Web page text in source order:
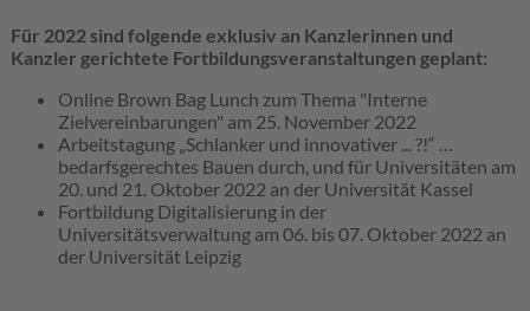
Für 2022 sind folgende exklusiv an Kanzlerinnen und
Kanzler gerichtete Fortbildungsveranstaltungen geplant:
Online Brown Bag Lunch zum Thema "Interne
Zielvereinbarungen" am 25. November 2022
Arbeitstagung „Schlanker und innovativer ... ?!“ …
bedarfsgerechtes Bauen durch, und für Universitäten am
20. und 21. Oktober 2022 an der Universität Kassel
Fortbildung Digitalisierung in der
Universitätsverwaltung am 06. bis 07. Oktober 2022 an
der Universität Leipzig